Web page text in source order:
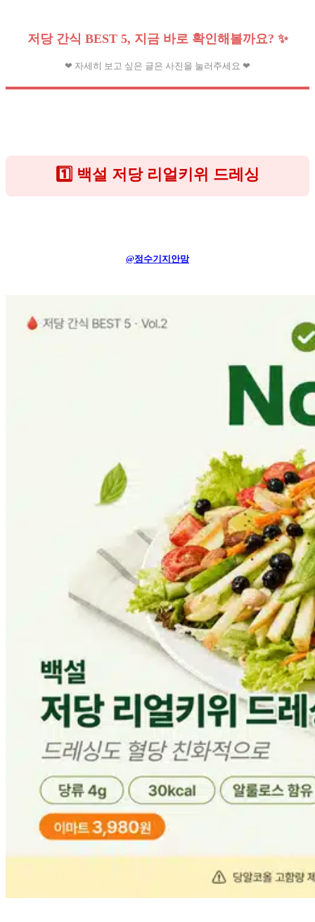
저당 간식 BEST 5, 지금 바로 확인해볼까요? ✨
❤ 자세히 보고 싶은 글은 사진을 눌러주세요 ❤
1️⃣ 백설 저당 리얼키위 드레싱
@정수기지안맘